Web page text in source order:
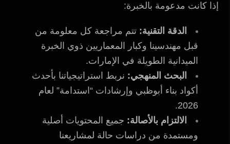
إذا كانت مدعومة بالخبرة:
الدقة التقنية: تتم مراجعة كل معلومة من
قبل مهندسينا وكبار المعماريين ذوي الخبرة
الميدانية الطويلة في الإمارات.
البحث المنهجي: نربط استراتيجياتنا بأحدث
أكواد بناء أبوظبي وإرشادات “استدامة” لعام
2026.
الالتزام بالأصالة: جميع المحتويات أصلية
ومستمدة من دراسات حالة لمشاريعنا